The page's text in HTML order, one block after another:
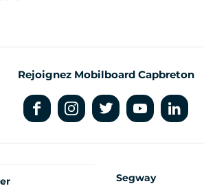
Rejoignez Mobilboard Capbreton
Segway